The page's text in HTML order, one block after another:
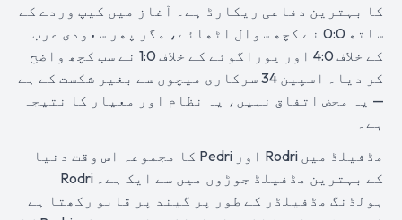
کا بہترین دفاعی ریکارڈ ہے۔ آغاز میں کیپ وردے کے
ساتھ 0:0 نے کچھ سوال اٹھائے، مگر پھر سعودی عرب
کے خلاف 4:0 اور یوراگوئے کے خلاف 1:0 نے سب کچھ واضح
کر دیا۔ اسپین 34 سرکاری میچوں سے بغیر شکست کے ہے
— یہ محض اتفاق نہیں، یہ نظام اور معیار کا نتیجہ
ہے۔
مڈفیلڈ میں Rodri اور Pedri کا مجموعہ اس وقت دنیا
کے بہترین مڈفیلڈ جوڑوں میں سے ایک ہے۔ Rodri
ہولڈنگ مڈفیلڈر کے طور پر گیند پر قابو رکھتا ہے